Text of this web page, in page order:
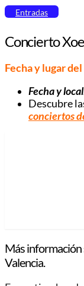
Entradas
Concierto
Fecha y lugar
Fecha y
Descubre
conciertos
Más información
Valencia.